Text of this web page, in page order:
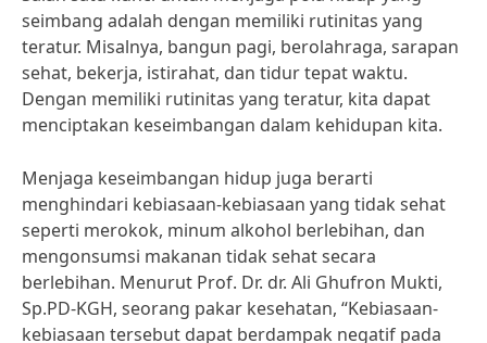
seimbang adalah dengan memiliki rutinitas yang
teratur. Misalnya, bangun pagi, berolahraga, sarapan
sehat, bekerja, istirahat, dan tidur tepat waktu.
Dengan memiliki rutinitas yang teratur, kita dapat
menciptakan keseimbangan dalam kehidupan kita.
Menjaga keseimbangan hidup juga berarti
menghindari kebiasaan-kebiasaan yang tidak sehat
seperti merokok, minum alkohol berlebihan, dan
mengonsumsi makanan tidak sehat secara
berlebihan. Menurut Prof. Dr. dr. Ali Ghufron Mukti,
Sp.PD-KGH, seorang pakar kesehatan, “Kebiasaan-
kebiasaan tersebut dapat berdampak negatif pada